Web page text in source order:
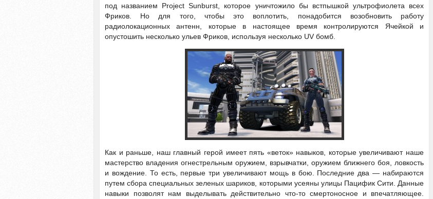
под названием Project Sunburst, которое уничтожило бы встпышкой ультрофиолета всех
Фриков. Но для того, чтобы это воплотить, понадобится возобновить работу
радиолокационных антенн, которые в настоящее время контролируются Ячейкой и
опустошить несколько ульев Фриков, используя несколько UV бомб.
Как и раньше, наш главный герой имеет пять «веток» навыков, которые увеличивают наше
мастерство владения огнестрельным оружием, взрывчатки, оружием ближнего боя, ловкость
и вождение. То есть, первые три увеличивают мощь в бою. Последние два — набираются
путем сбора специальных зеленых шариков, которыми усеяны улицы Пацифик Сити. Данные
навыки позволят нам выделывать действительно что-то смертоносное и впечатляющее.